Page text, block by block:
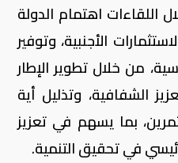
اللقاءات اهتمام الدولة
الأجنبية، وتوفير
من خلال تطوير الإطار
الشفافية، وتذليل أية
بما يسهم في تعزيز
في تحقيق التنمية.